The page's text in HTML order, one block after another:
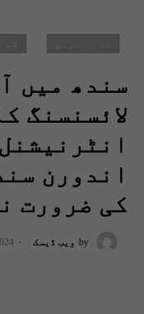
سندھ میں
لائسنسنگ
اندورن
کی ضرورت
by ویب ڈیسک